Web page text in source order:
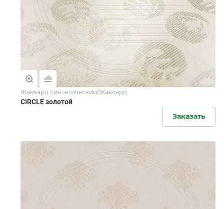
Жаккард синтетический/Жаккард
CIRCLE золотой
Заказать